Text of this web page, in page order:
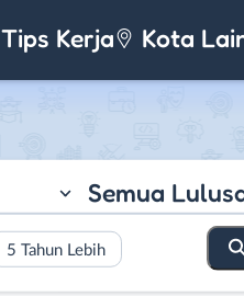
Tips Kerja Kota
Semua
5 Tahun Lebih